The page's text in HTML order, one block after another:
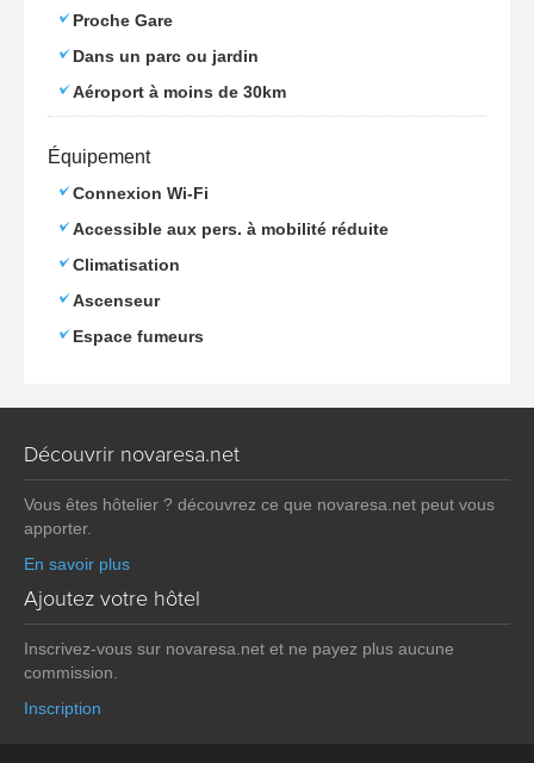
Proche Gare
Dans un parc ou jardin
Aéroport à moins de 30km
Équipement
Connexion Wi-Fi
Accessible aux pers. à mobilité réduite
Climatisation
Ascenseur
Espace fumeurs
Découvrir novaresa.net
Vous êtes hôtelier ? découvrez ce que novaresa.net peut vous
apporter.
En savoir plus
Ajoutez votre hôtel
Inscrivez-vous sur novaresa.net et ne payez plus aucune
commission.
Inscription